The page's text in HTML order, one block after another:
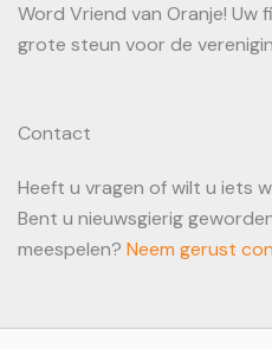
Word Vriend van Oranje! Uw
grote steun voor de
Contact
Heeft u vragen of wilt u iets
Bent u nieuwsgierig
meespelen? Neem gerust